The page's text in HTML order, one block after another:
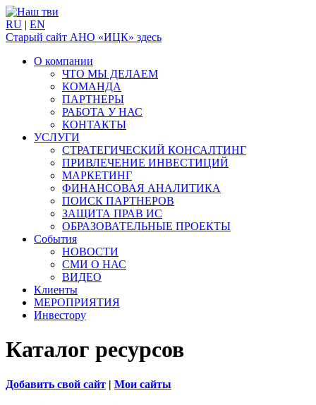
RU | EN
Старый сайт АНО «ИЦК» здесь
О компании
ЧТО МЫ ДЕЛАЕМ
КОМАНДА
ПАРТНЕРЫ
РАБОТА У НАС
КОНТАКТЫ
УСЛУГИ
СТРАТЕГИЧЕСКИЙ КОНСАЛТИНГ
ПРИВЛЕЧЕНИЕ ИНВЕСТИЦИЙ
МАРКЕТИНГ
ФИНАНСОВАЯ АНАЛИТИКА
ПОИСК ПАРТНЕРОВ
ЗАЩИТА ПРАВ ИС
ОБРАЗОВАТЕЛЬНЫЕ ПРОЕКТЫ
События
НОВОСТИ
СМИ О НАС
ВИДЕО
Клиенты
МЕРОПРИЯТИЯ
Инвестору
Каталог ресурсов
Добавить свой сайт | Мои сайты